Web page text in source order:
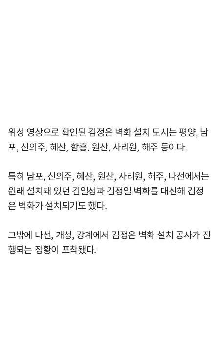
위성 영상으로 확인된 김정은 벽화 설치 도시는 평양, 남
포, 신의주, 혜산, 함흥, 원산, 사리원, 해주 등이다.
특히 남포, 신의주, 혜산, 원산, 사리원, 해주, 나선에서는
원래 설치돼 있던 김일성과 김정일 벽화를 대신해 김정
은 벽화가 설치되기도 했다.
그밖에 나선, 개성, 강계에서 김정은 벽화 설치 공사가 진
행되는 정황이 포착됐다.